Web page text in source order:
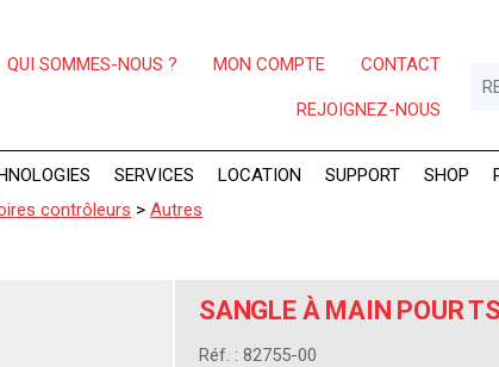
QUI SOMMES-NOUS ? MON COMPTE CONTACT
REJOIGNEZ-NOUS
SERVICES LOCATION SUPPORT SHOP
contrôleurs > Autres
SANGLE À MAIN POUR
Réf. : 82755-00